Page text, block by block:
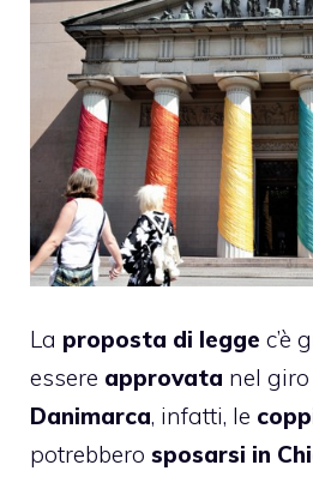
La proposta di legge c’è
essere approvata nel
Danimarca, infatti, le
potrebbero sposarsi in